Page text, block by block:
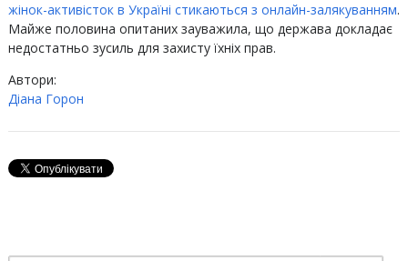
жінок-активісток в Україні стикаються з онлайн-залякуванням.
Майже половина опитаних зауважила, що держава докладає
недостатньо зусиль для захисту їхніх прав.
Автори:
Діана Горон